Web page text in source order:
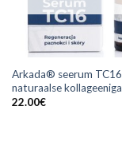
Arkada® seerum TC16
naturaalse
22.00€